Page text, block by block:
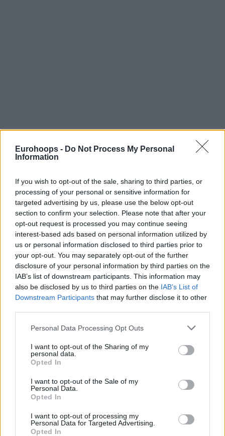
Eurohoops - Do Not Process My Personal
Information
If you wish to opt-out of the sale, sharing to third parties, or
processing of your personal or sensitive information for
targeted advertising by us, please use the below opt-out
section to confirm your selection. Please note that after your
opt-out request is processed you may continue seeing
interest-based ads based on personal information utilized by
us or personal information disclosed to third parties prior to
your opt-out. You may separately opt-out of the further
disclosure of your personal information by third parties on the
IAB’s list of downstream participants. This information may
also be disclosed by us to third parties on the IAB’s List of
Downstream Participants that may further disclose it to other
Please note that this website/app uses one or more Google
not limited to your visit or usage behaviour. You may click to
grant or deny consent to Google and its third-party tags to
use your data for below specified purposes in below Google
consent section.
Personal Data Processing Opt Outs
I want to opt-out of the Sharing of my
personal data.
Opted In
I want to opt-out of the Sale of my
Personal Data.
Opted In
I want to opt-out of processing my
Personal Data for Targeted Advertising.
Opted In
Οι Μπαχάμες “καθάρισαν” και την
Ο εξαιρετικός Αλεξάντερ Μπαλτσερόφκσι δεν αρκούσε
στην Πολωνία. Οι απόλυτες Μπαχάμες έκαναν το 2/2 στο
Προολυμπιακό τουρνουά τηςΒαλένθια και εξασφάλισαν
την πρωτιά. Η δεύτερη θέση θα κριθεί μεταξύ της 4ης στο
τελευταίο ευρωπαϊκό πρωτάθλημα και της Φινλανδίας που
είχε ρεπό.
Εξαιρετική εμφάνιση από τον ένας φέρελπι NBAer, τον
18χρονο Βι Τζέι Έτζκομπ που αναμένεται να βρίσκεται στο
Top-10 του επόμενου ντραφτ.
Από κοντά ο Μπάντι Χιλντ με 17 πόντους, 6 ριμπάουντ και
ριμπάουντ και ο Έρικ Γκόρντον είχε 12 πόντους με 5 ασίστ.
ριμπάουντ ενώ ο Ματέους Πονίτκα ακολούθησε με 13
πόντους, 7 ριμπάουντ και 4 ασίστ.
Δείτε τα Στατιστικά του ΑγώναΕΔΩ